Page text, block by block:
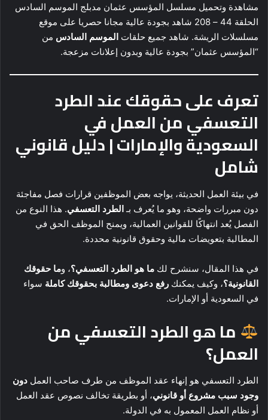
مشاهدة وتحميل مسلسل المؤسس عثمان مدبلج الموسم السادس
الحلقة 44 – 208 شاهد بجودة عالية مجانا حصريا على موقع
مسلسلات الريشة. شاهد جميع حلقات الموسم السادس من
“المؤسس عثمان” بجودة عالية وبدون إعلانات مزعجة.
تعرف على حقوقك عند الطرد
التعسفي من العمل في
السعودية والإمارات | دليل قانوني
شامل
في بيئة العمل الحديثة، يواجه بعض الموظفين قرارات فصل مفاجئة
دون مبررات واضحة، وهو ما يُعرف بـالطرد التعسفي. هذا النوع من
الفصل يُعد انتهاكًا للقوانين العمالية، ويمنح الموظف الحق في
المطالبة بتعويضات مالية وحقوق قانونية محددة.
في هذا المقال، سنشرح لك ما هو الطرد التعسفي؟، وما حقوقك
القانونية؟، وكيف يمكنك رفع دعوى ومطالبة بحقوقك كاملة سواء
في السعودية أو الإمارات.
ما هو الطرد التعسفي من
العمل؟
الطرد التعسفي هو إنهاء عقد الموظف من طرف صاحب العمل دون
وجود سبب مشروع أو قانوني، أو بطريقة تخالف نصوص عقد العمل
أو نظام العمل المعمول به في الدولة.